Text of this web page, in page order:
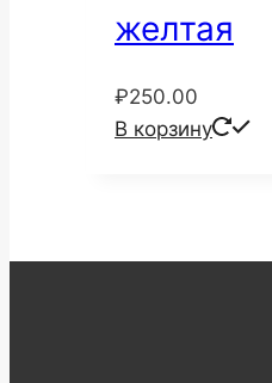
желтая
₽250.00
В корзину